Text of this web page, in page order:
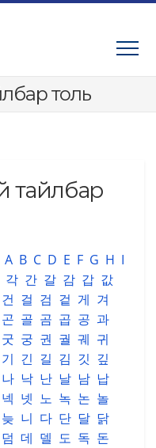
толь
тайлбар
A B C D E F G H I
각 간 갈 감 갑 값
건 걸 검 겉 게 겨
곤 골 곰 곱 공 과
굿 궁 권 궐 궤 귀
기 긴 길 김 깃 깊
나 낙 난 날 남 납
넥 넷 노 녹 논 놀
늦 니 다 단 달 닭
덤 데 델 도 독 돈